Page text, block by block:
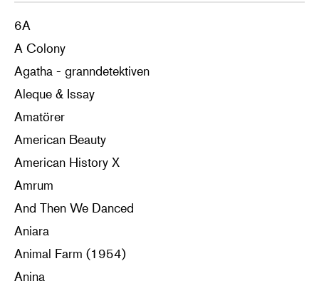
6A
A Colony
Agatha - granndetektiven
Aleque & Issay
Amatörer
American Beauty
American History X
Amrum
And Then We Danced
Aniara
Animal Farm (1954)
Anina